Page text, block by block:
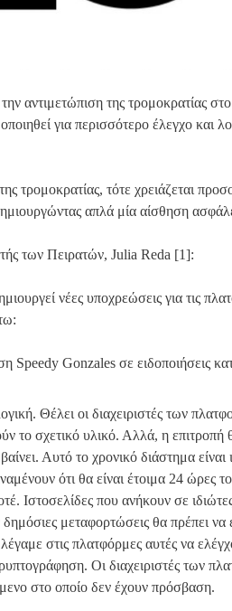
αντιμετώπιση της τρομοκρατίας
για περισσότερο έλεγχο και
τρομοκρατίας, τότε χρειάζεται
απλά μία αίσθηση
των Πειρατών, Julia Reda [1]:
νέες υποχρεώσεις για τις
Speedy Gonzales σε ειδοποιήσεις
Θέλει οι διαχειριστές των
το σχετικό υλικό. Αλλά, η επιτροπή
Αυτό το χρονικό διάστημα
ότι θα είναι έτοιμα 24 ώρες
Ιστοσελίδες που ανήκουν σε
μεταφορτώσεις θα πρέπει
στις πλατφόρμες αυτές να
Οι διαχειριστές των
στο οποίο δεν έχουν πρόσβαση.